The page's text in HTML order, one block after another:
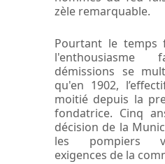
zèle remarquable.
Pourtant le temps
démissions se
qu'en 1902,
moitié depuis la
fondatrice. Cinq
décision de la
les pompiers
exigences de la